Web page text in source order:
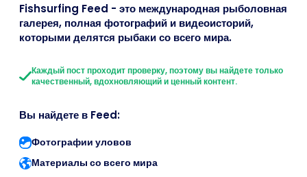
Fishsurfing Feed - это международная рыболовная
галерея, полная фотографий и видеоисторий,
которыми делятся рыбаки со всего мира.
Каждый пост проходит проверку, поэтому вы найдете только
качественный, вдохновляющий и ценный контент.
Вы найдете в Feed:
Фотографии уловов
Материалы со всего мира